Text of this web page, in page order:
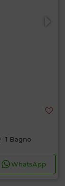
1 Bagno
WhatsApp